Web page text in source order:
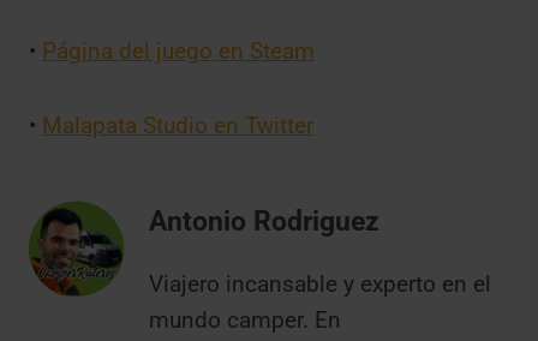
• Página del juego en Steam
• Malapata Studio en Twitter
Antonio Rodriguez
Viajero incansable y experto en el
mundo camper. En